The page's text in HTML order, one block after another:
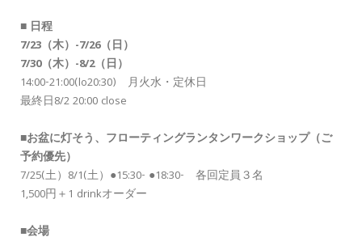
■ 日程
7/23（木）-7/26（日）
7/30（木）-8/2（日）
14:00-21:00(lo20:30) 月火水・定休日
最終日8/2 20:00 close
■お盆に灯そう、フローティングランタンワークショップ（ご
予約優先）
7/25(土）8/1(土）●15:30- ●18:30- 各回定員３名
1,500円＋1 drinkオーダー
■会場